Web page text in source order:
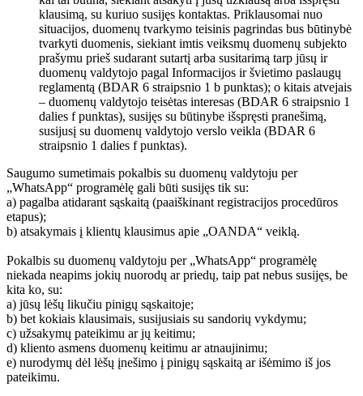
klausimą, su kuriuo susijęs kontaktas. Priklausomai nuo
situacijos, duomenų tvarkymo teisinis pagrindas bus būtinybė
tvarkyti duomenis, siekiant imtis veiksmų duomenų subjekto
prašymu prieš sudarant sutartį arba susitarimą tarp jūsų ir
duomenų valdytojo pagal Informacijos ir švietimo paslaugų
reglamentą (BDAR 6 straipsnio 1 b punktas); o kitais atvejais
– duomenų valdytojo teisėtas interesas (BDAR 6 straipsnio 1
dalies f punktas), susijęs su būtinybe išspręsti pranešimą,
susijusį su duomenų valdytojo verslo veikla (BDAR 6
straipsnio 1 dalies f punktas).
Saugumo sumetimais pokalbis su duomenų valdytoju per
„WhatsApp“ programėlę gali būti susijęs tik su:
a) pagalba atidarant sąskaitą (paaiškinant registracijos procedūros
etapus);
b) atsakymais į klientų klausimus apie „OANDA“ veiklą.
Pokalbis su duomenų valdytoju per „WhatsApp“ programėlę
niekada neapims jokių nuorodų ar priedų, taip pat nebus susijęs, be
kita ko, su:
a) jūsų lėšų likučiu pinigų sąskaitoje;
b) bet kokiais klausimais, susijusiais su sandorių vykdymu;
c) užsakymų pateikimu ar jų keitimu;
d) kliento asmens duomenų keitimu ar atnaujinimu;
e) nurodymų dėl lėšų įnešimo į pinigų sąskaitą ar išėmimo iš jos
pateikimu.